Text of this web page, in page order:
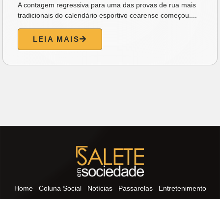
A contagem regressiva para uma das provas de rua mais
tradicionais do calendário esportivo cearense começou....
LEIA MAIS
Home Coluna Social Notícias Passarelas Entretenimento